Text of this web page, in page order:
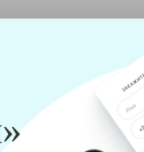
и только
с собой: